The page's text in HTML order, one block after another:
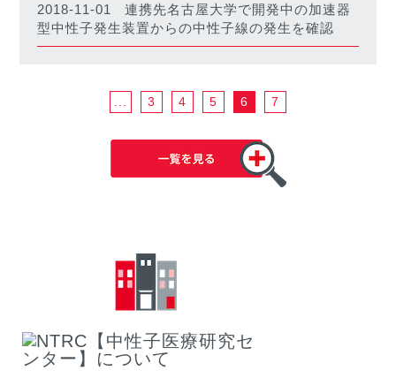
2018-11-01
連携先名古屋大学で開発中の加速器
型中性子発生装置からの中性子線の発生を確認
3 4 5 6 7